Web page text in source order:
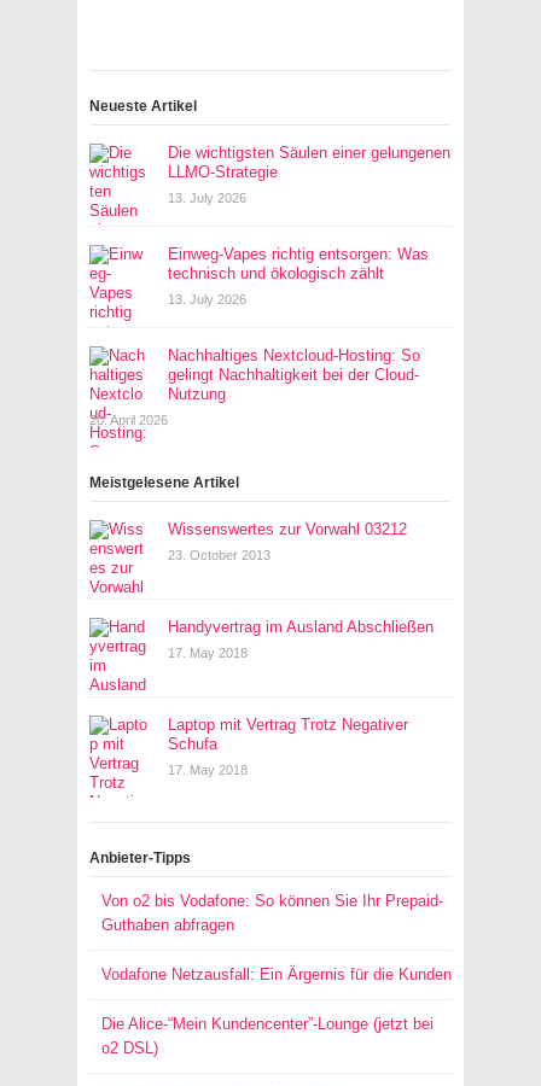
Neueste Artikel
Die wichtigsten Säulen einer gelungenen
LLMO-Strategie
13. July 2026
Einweg-Vapes richtig entsorgen: Was
technisch und ökologisch zählt
13. July 2026
Nachhaltiges Nextcloud-Hosting: So
gelingt Nachhaltigkeit bei der Cloud-
Nutzung
20. April 2026
Meistgelesene Artikel
Wissenswertes zur Vorwahl 03212
23. October 2013
Handyvertrag im Ausland Abschließen
17. May 2018
Laptop mit Vertrag Trotz Negativer
Schufa
17. May 2018
Anbieter-Tipps
Von o2 bis Vodafone: So können Sie Ihr Prepaid-
Guthaben abfragen
Vodafone Netzausfall: Ein Ärgernis für die Kunden
Die Alice-“Mein Kundencenter”-Lounge (jetzt bei
o2 DSL)